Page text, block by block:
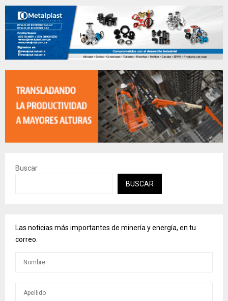
Buscar
BUSCAR
Las noticias más importantes de minería y energía, en tu
correo.